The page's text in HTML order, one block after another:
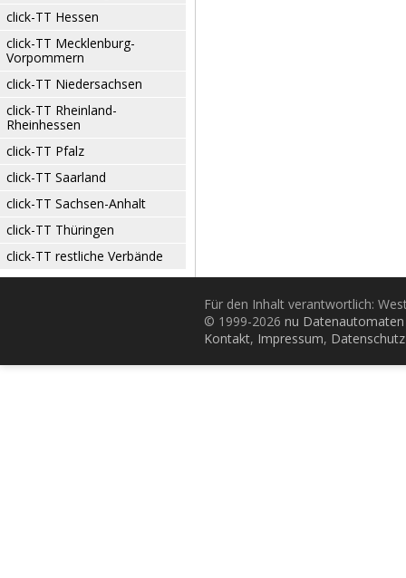
click-TT Hessen
click-TT Mecklenburg-
Vorpommern
click-TT Niedersachsen
click-TT Rheinland-
Rheinhessen
click-TT Pfalz
click-TT Saarland
click-TT Sachsen-Anhalt
click-TT Thüringen
click-TT restliche Verbände
Für den Inhalt verantwortlich:
© 1999-2026 nu
Kontakt, Impressum, Datenschutz